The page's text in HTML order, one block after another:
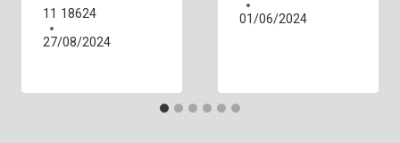
11 18624
27/08/2024
01/06/2024